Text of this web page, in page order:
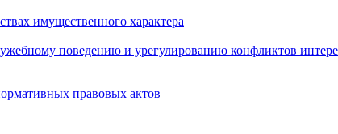
имущественного характера
поведению и урегулированию конфликтов
правовых актов